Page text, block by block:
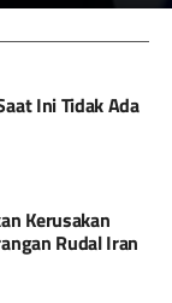
Ini Tidak Ada
Kerusakan
Rudal Iran